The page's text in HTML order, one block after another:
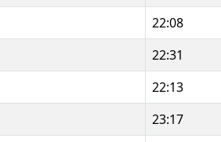
22:08
22:31
22:13
23:17